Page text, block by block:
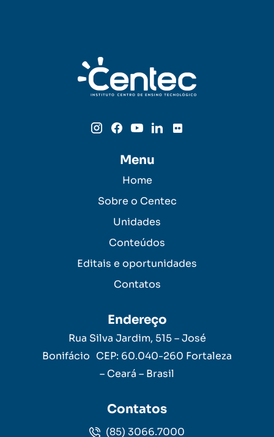
Menu
Home
Sobre o Centec
Unidades
Conteúdos
Editais e oportunidades
Contatos
Endereço
Rua Silva Jardim, 515 – José
Bonifácio CEP: 60.040-260 Fortaleza
– Ceará – Brasil
Contatos
(85) 3066.7000